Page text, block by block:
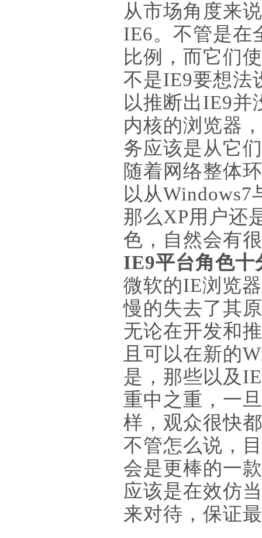
从市场角度来
IE6。不管是在
比例，而它们
不是IE9要想法
以推断出IE9并
内核的浏览器
务应该是从它
随着网络整体
以从
那么XP用户还
色，自然会有
IE9平台角色十
微软的IE浏览
慢的失去了其
无论在开发和
且可以在新的
是，那些以及
重中之重，一
样，观众很快
不管怎么说，
会是更棒的一
应该是在效仿
来对待，保证